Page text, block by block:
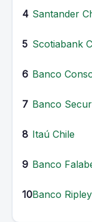
4 Santander
5 Scotiabank
6 Banco
7 Banco
8 Itaú Chile
9 Banco
10Banco Ripley